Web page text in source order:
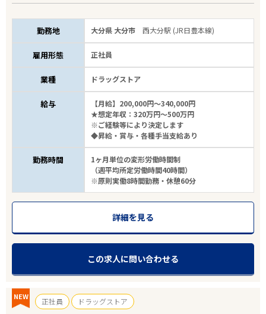
勤務地 大分県 大分市西大分駅 (JR日豊本線)
雇用形態 正社員
業種 ドラッグストア
給与
【月給】200,000円～340,000円
★想定年収：320万円～500万円
※ご経験等により決定します
◆昇給・賞与・各種手当支給あり
勤務時間
1ヶ月単位の変形労働時間制
（週平均所定労働時間40時間）
※原則実働8時間勤務・休憩60分
詳細を見る
この求人に問い合わせる
NEW 正社員
ドラッグストア